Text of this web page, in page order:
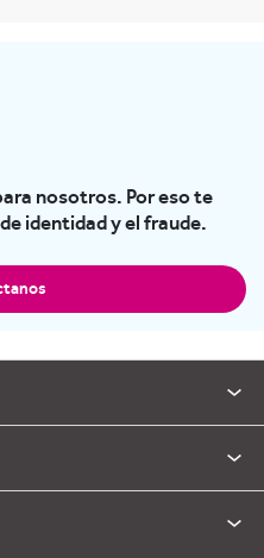
nosotros. Por eso te
identidad y el fraude.